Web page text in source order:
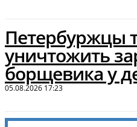
Петербуржцы
уничтожить
борщевика у
05.08.2026 17:23